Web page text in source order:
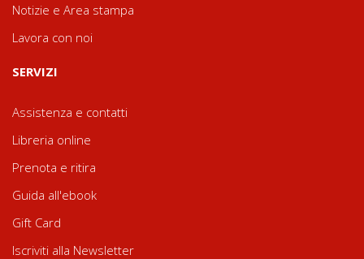
Notizie e Area stampa
Lavora con noi
SERVIZI
Assistenza e contatti
Libreria online
Prenota e ritira
Guida all'ebook
Gift Card
Iscriviti alla Newsletter